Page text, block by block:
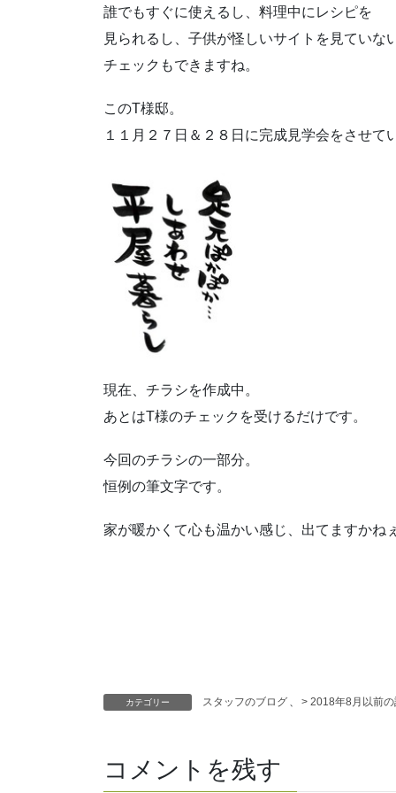
誰でもすぐに使えるし、料理中にレシピを
見られるし、子供が怪しいサイトを見ていな
チェックもできますね。
このT様邸。
１１月２７日＆２８日に完成見学会をさせて
現在、チラシを作成中。
あとはT様のチェックを受けるだけです。
今回のチラシの一部分。
恒例の筆文字です。
家が暖かくて心も温かい感じ、出てますかね
カテゴリー スタッフのブログ 、 > 2018年8月以前
コメントを残す